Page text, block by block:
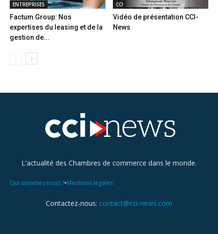
ENTREPRISES
Factum Group: Nos
expertises du leasing et de la
gestion de...
CCI
Vidéo de présentation CCI-
News
L'actualité des Chambres de commerce dans le monde.
Qui sommes-nous ?•Mentions légales
Contactez-nous: contact@cci-news.com